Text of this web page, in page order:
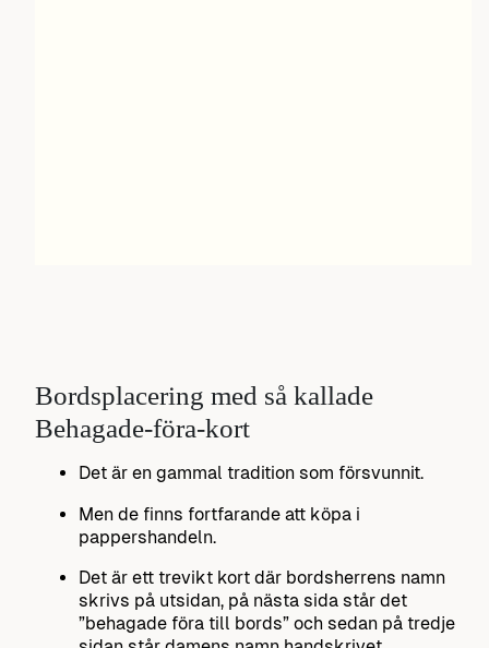
Bordsplacering med så kallade
Behagade-föra-kort
Det är en gammal tradition som försvunnit.
Men de finns fortfarande att köpa i
pappershandeln.
Det är ett trevikt kort där bordsherrens namn
skrivs på utsidan, på nästa sida står det
”behagade föra till bords” och sedan på tredje